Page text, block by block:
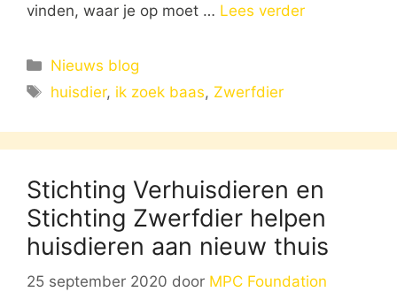
vinden, waar je op moet … Lees verder
Categorieën
Nieuws blog
Tags
huisdier, ik zoek baas, Zwerfdier
Stichting Verhuisdieren en
Stichting Zwerfdier helpen
huisdieren aan nieuw thuis
25 september 2020 door MPC Foundation